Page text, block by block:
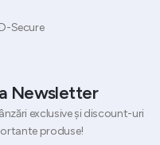
Secure
Newsletter
exclusive și discount-uri
produse!